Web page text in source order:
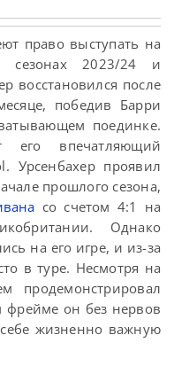
право выступать на
сезонах 2023/24 и
восстановился после
победив Барри
поединке.
его впечатляющий
Урсенбахер проявил
прошлого сезона,
со счетом 4:1 на
Однако
на его игре, и из-за
в туре. Несмотря на
продемонстрировал
фрейме он без нервов
жизненно важную